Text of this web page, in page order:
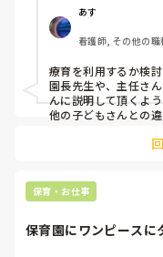
保護者にもいろいろ
多いと伝えています
ることも無く、｢家で
ないです｣と言われお
子どもはいつも困り顔
は全てしたつもりで
あす
看護師, その他の
療育を利用するか
園長先生や、主任さ
んに説明して頂くよ
他の子どもさんとの
保育・お仕事
保育園にワンピースに